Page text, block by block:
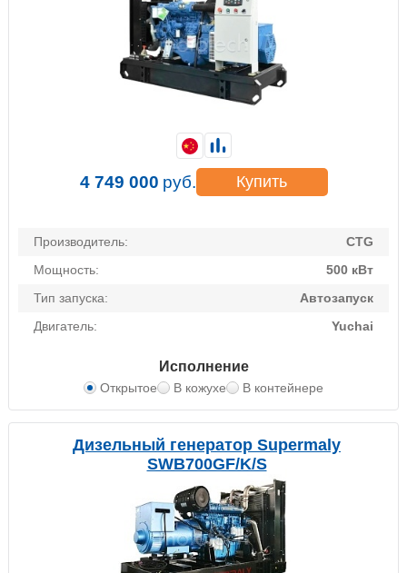
Производитель:
CTG
Мощность:
500 кВт
Тип запуска:
Автозапуск
Двигатель:
Yuchai
Исполнение
Открытое В кожухе В контейнере
4 749 000 руб. Купить
Дизельный генератор Supermaly
SWB700GF/K/S